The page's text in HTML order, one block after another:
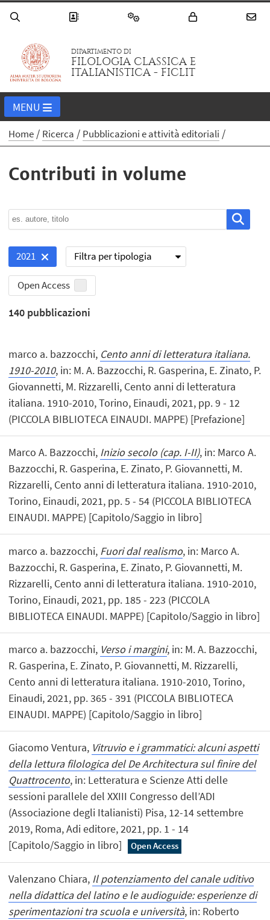
DIPARTIMENTO DI
FILOLOGIA CLASSICA E
ITALIANISTICA - FICLIT
MENU
Home Ricerca Pubblicazioni e attività editoriali
Contributi in volume
2021 Filtra per tipologia
Open Access
140 pubblicazioni
marco a. bazzocchi, Cento anni di letteratura italiana.
1910-2010, in: M. A. Bazzocchi, R. Gasperina, E. Zinato, P.
Giovannetti, M. Rizzarelli, Cento anni di letteratura
italiana. 1910-2010, Torino, Einaudi, 2021, pp. 9 - 12
(PICCOLA BIBLIOTECA EINAUDI. MAPPE) [Prefazione]
Marco A. Bazzocchi, Inizio secolo (cap. I-II), in: Marco A.
Bazzocchi, R. Gasperina, E. Zinato, P. Giovannetti, M.
Rizzarelli, Cento anni di letteratura italiana. 1910-2010,
Torino, Einaudi, 2021, pp. 5 - 54 (PICCOLA BIBLIOTECA
EINAUDI. MAPPE) [Capitolo/Saggio in libro]
marco a. bazzocchi, Fuori dal realismo, in: Marco A.
Bazzocchi, R. Gasperina, E. Zinato, P. Giovannetti, M.
Rizzarelli, Cento anni di letteratura italiana. 1910-2010,
Torino, Einaudi, 2021, pp. 185 - 223 (PICCOLA
BIBLIOTECA EINAUDI. MAPPE) [Capitolo/Saggio in libro]
marco a. bazzocchi, Verso i margini, in: M. A. Bazzocchi,
R. Gasperina, E. Zinato, P. Giovannetti, M. Rizzarelli,
Cento anni di letteratura italiana. 1910-2010, Torino,
Einaudi, 2021, pp. 365 - 391 (PICCOLA BIBLIOTECA
EINAUDI. MAPPE) [Capitolo/Saggio in libro]
Giacomo Ventura, Vitruvio e i grammatici: alcuni aspetti
della lettura filologica del De Architectura sul finire del
Quattrocento, in: Letteratura e Scienze Atti delle
sessioni parallele del XXIII Congresso dell’ADI
(Associazione degli Italianisti) Pisa, 12-14 settembre
2019, Roma, Adi editore, 2021, pp. 1 - 14
[Capitolo/Saggio in libro]
Open Access
Valenzano Chiara, Il potenziamento del canale uditivo
nella didattica del latino e le audioguide: esperienze di
sperimentazioni tra scuola e università, in: Roberto